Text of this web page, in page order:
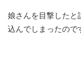
娘さんを目撃したと
込んでしまったので